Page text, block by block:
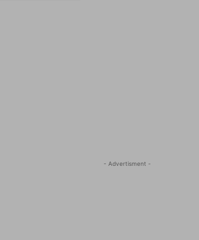
- Advertisment -